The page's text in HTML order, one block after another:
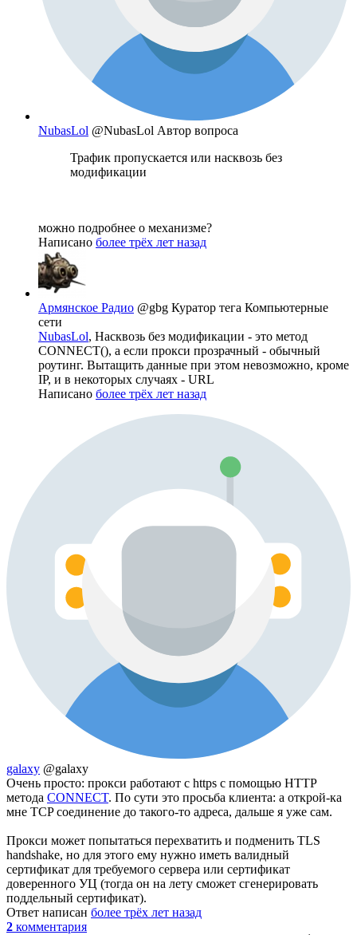
NubasLol @NubasLol Автор вопроса
Трафик пропускается или насквозь без
модификации
можно подробнее о механизме?
Написано более трёх лет назад
Армянское Радио @gbg Куратор тега Компьютерные
сети
NubasLol, Насквозь без модификации - это метод
CONNECT(), а если прокси прозрачный - обычный
роутинг. Вытащить данные при этом невозможно, кроме
IP, и в некоторых случаях - URL
Написано более трёх лет назад
galaxy @galaxy
Очень просто: прокси работают с https с помощью HTTP
метода CONNECT. По сути это просьба клиента: а открой-ка
мне TCP соединение до такого-то адреса, дальше я уже сам.
Прокси может попытаться перехватить и подменить TLS
handshake, но для этого ему нужно иметь валидный
сертификат для требуемого сервера или сертификат
доверенного УЦ (тогда он на лету сможет сгенерировать
поддельный сертификат).
Ответ написан более трёх лет назад
2 комментария